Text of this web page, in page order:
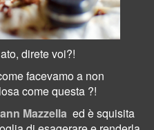
direte voi?!
facevamo a non
come questa ?!
Mazzella ed è squisita